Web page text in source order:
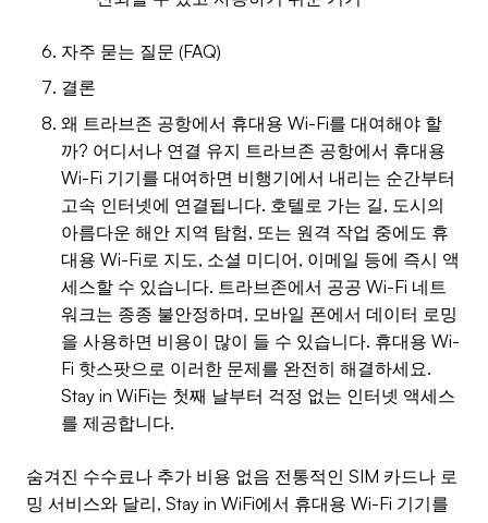
자주 묻는 질문 (FAQ)
결론
왜 트라브존 공항에서 휴대용 Wi-Fi를 대여해야 할
까? 어디서나 연결 유지 트라브존 공항에서 휴대용
Wi-Fi 기기를 대여하면 비행기에서 내리는 순간부터
고속 인터넷에 연결됩니다. 호텔로 가는 길, 도시의
아름다운 해안 지역 탐험, 또는 원격 작업 중에도 휴
대용 Wi-Fi로 지도, 소셜 미디어, 이메일 등에 즉시 액
세스할 수 있습니다. 트라브존에서 공공 Wi-Fi 네트
워크는 종종 불안정하며, 모바일 폰에서 데이터 로밍
을 사용하면 비용이 많이 들 수 있습니다. 휴대용 Wi-
Fi 핫스팟으로 이러한 문제를 완전히 해결하세요.
Stay in WiFi는 첫째 날부터 걱정 없는 인터넷 액세스
를 제공합니다.
숨겨진 수수료나 추가 비용 없음 전통적인 SIM 카드나 로
밍 서비스와 달리, Stay in WiFi에서 휴대용 Wi-Fi 기기를